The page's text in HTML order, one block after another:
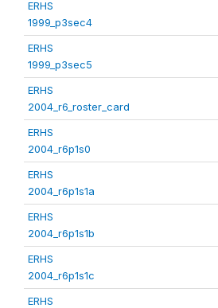
ERHS
1999_p3sec4
ERHS
1999_p3sec5
ERHS
2004_r6_roster_card
ERHS
2004_r6p1s0
ERHS
2004_r6p1s1a
ERHS
2004_r6p1s1b
ERHS
2004_r6p1s1c
ERHS